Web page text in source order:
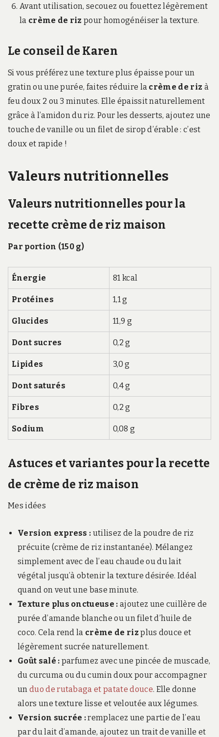
Avant utilisation, secouez ou fouettez légèrement
la crème de riz pour homogénéiser la texture.
Le conseil de Karen
Si vous préférez une texture plus épaisse pour un
gratin ou une purée, faites réduire la crème de riz à
feu doux 2 ou 3 minutes. Elle épaissit naturellement
grâce à l’amidon du riz. Pour les desserts, ajoutez une
touche de vanille ou un filet de sirop d’érable : c’est
doux et rapide !
Valeurs nutritionnelles
Valeurs nutritionnelles pour la
recette crème de riz maison
Par portion (150 g)
Énergie 81 kcal
Protéines 1,1 g
Glucides 11,9 g
Dont sucres 0,2 g
Lipides 3,0 g
Dont saturés 0,4 g
Fibres 0,2 g
Sodium 0,08 g
Astuces et variantes pour la recette
de crème de riz maison
Mes idées
Version express : utilisez de la poudre de riz
précuite (crème de riz instantanée). Mélangez
simplement avec de l’eau chaude ou du lait
végétal jusqu’à obtenir la texture désirée. Idéal
quand on veut une base minute.
Texture plus onctueuse : ajoutez une cuillère de
purée d’amande blanche ou un filet d’huile de
coco. Cela rend la crème de riz plus douce et
légèrement sucrée naturellement.
Goût salé : parfumez avec une pincée de muscade,
du curcuma ou du cumin doux pour accompagner
un duo de rutabaga et patate douce. Elle donne
alors une texture lisse et veloutée aux légumes.
Version sucrée :remplacez une partie de l’eau
par du lait d’amande, ajoutez un trait de vanille et